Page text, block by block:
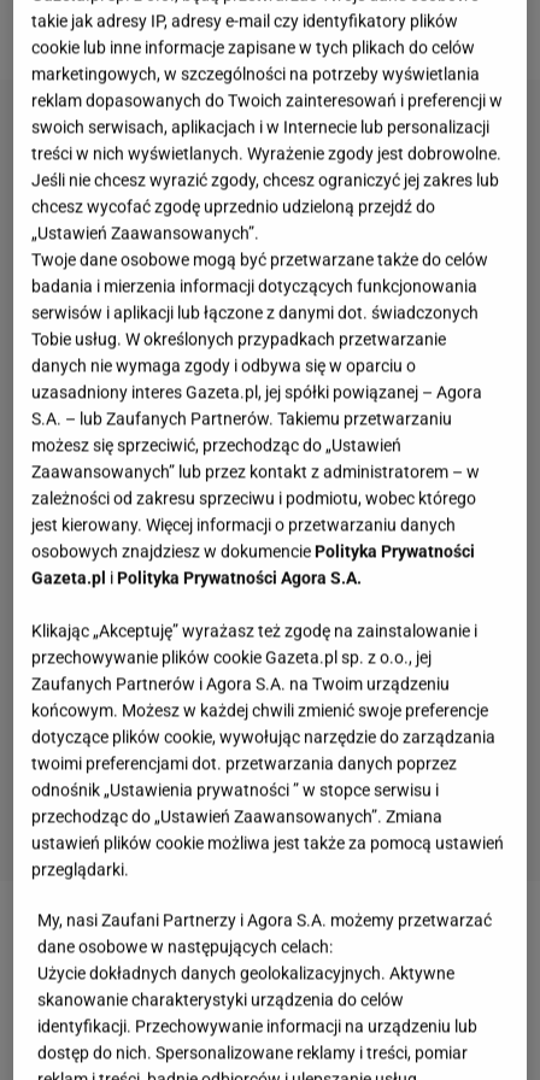
które nadają całości lekkiej ostrości.
Zobacz wideoPaweł Rawicki: Omijamy szerokim
łukiem jajka "trójki"
Czym najlepiej faszerować jajka? Przygotuj
takie jak adresy IP, adresy e-mail czy identyfikatory plików
cookie lub inne informacje zapisane w tych plikach do celów
marketingowych, w szczególności na potrzeby wyświetlania
reklam dopasowanych do Twoich zainteresowań i preferencji w
swoich serwisach, aplikacjach i w Internecie lub personalizacji
treści w nich wyświetlanych. Wyrażenie zgody jest dobrowolne.
Jeśli nie chcesz wyrazić zgody, chcesz ograniczyć jej zakres lub
chcesz wycofać zgodę uprzednio udzieloną przejdź do
„Ustawień Zaawansowanych”.
Twoje dane osobowe mogą być przetwarzane także do celów
badania i mierzenia informacji dotyczących funkcjonowania
serwisów i aplikacji lub łączone z danymi dot. świadczonych
Tobie usług. W określonych przypadkach przetwarzanie
danych nie wymaga zgody i odbywa się w oparciu o
uzasadniony interes Gazeta.pl, jej spółki powiązanej – Agora
S.A. – lub Zaufanych Partnerów. Takiemu przetwarzaniu
możesz się sprzeciwić, przechodząc do „Ustawień
Zaawansowanych” lub przez kontakt z administratorem – w
zależności od zakresu sprzeciwu i podmiotu, wobec którego
jest kierowany. Więcej informacji o przetwarzaniu danych
osobowych znajdziesz w dokumencie Polityka Prywatności
Gazeta.pl i Polityka Prywatności Agora S.A.
Klikając „Akceptuję” wyrażasz też zgodę na zainstalowanie i
przechowywanie plików cookie Gazeta.pl sp. z o.o., jej
Zaufanych Partnerów i Agora S.A. na Twoim urządzeniu
końcowym. Możesz w każdej chwili zmienić swoje preferencje
dotyczące plików cookie, wywołując narzędzie do zarządzania
twoimi preferencjami dot. przetwarzania danych poprzez
odnośnik „Ustawienia prywatności ” w stopce serwisu i
przechodząc do „Ustawień Zaawansowanych”. Zmiana
ustawień plików cookie możliwa jest także za pomocą ustawień
przeglądarki.
My, nasi Zaufani Partnerzy i Agora S.A. możemy przetwarzać
dane osobowe w następujących celach:
Użycie dokładnych danych geolokalizacyjnych. Aktywne
skanowanie charakterystyki urządzenia do celów
identyfikacji. Przechowywanie informacji na urządzeniu lub
dostęp do nich. Spersonalizowane reklamy i treści, pomiar